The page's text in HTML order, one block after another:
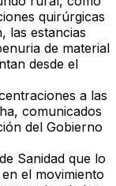
quirúrgicas
las estancias
de material
desde el
a las
comunicados
del Gobierno
Sanidad que lo
el movimiento